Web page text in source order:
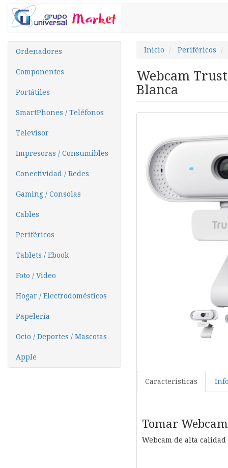
Ordenadores
Componentes
Portátiles
SmartPhones / Teléfonos
Televisor
Impresoras / Consumibles
Conectividad / Redes
Gaming / Consolas
Cables
Periféricos
Tablets / Ebook
Foto / Video
Hogar / Electrodomésticos
Papelería
Ocio / Deportes / Mascotas
Apple
Inicio Periféricos
Webcam
Blanca
Características
Tomar
Webcam de alta